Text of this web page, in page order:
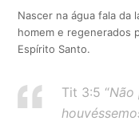
Nascer na água fala da
homem e regenerados
Espírito Santo.
Tit 3:5 “Não